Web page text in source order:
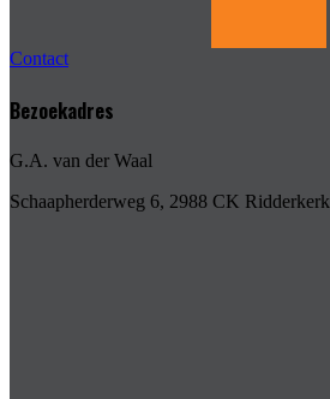
Contact
Bezoekadres
G.A. van der Waal
Schaapherderweg 6, 2988 CK Ridderkerk